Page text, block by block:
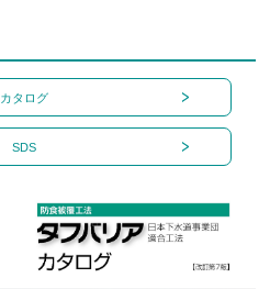
カタログ
SDS